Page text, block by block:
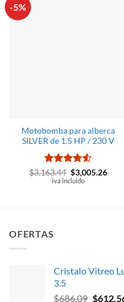
-5%
Motobomba para alberca
SILVER de 1.5 HP / 230 V
Valorado
con4.5
$3,163.44 El
precio
$3,005.26El
iva incluido
OFERTAS
Cristalo Vitreo
3.5
$686.09 El
$